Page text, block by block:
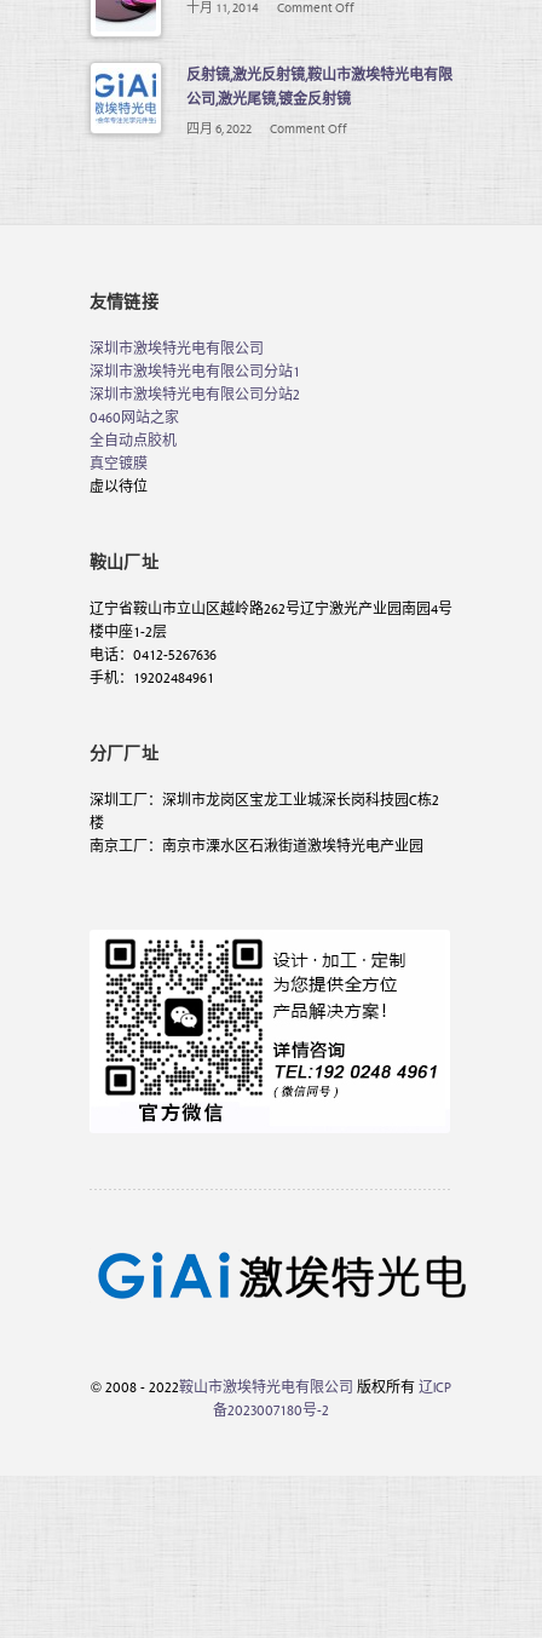
十月 11, 2014 Comment Off
反射镜,激光反射镜,鞍山市激埃特光电有限
公司,激光尾镜,镀金反射镜
四月 6, 2022 Comment Off
友情链接
深圳市激埃特光电有限公司
深圳市激埃特光电有限公司分站1
深圳市激埃特光电有限公司分站2
0460网站之家
全自动点胶机
真空镀膜
虚以待位
鞍山厂址
辽宁省鞍山市立山区越岭路262号辽宁激光产业园南园4号
楼中座1-2层
电话：0412-5267636
手机：19202484961
分厂厂址
深圳工厂：深圳市龙岗区宝龙工业城深长岗科技园C栋2
楼
南京工厂：南京市溧水区石湫街道激埃特光电产业园
© 2008 - 2022鞍山市激埃特光电有限公司 版权所有辽ICP
备2023007180号-2